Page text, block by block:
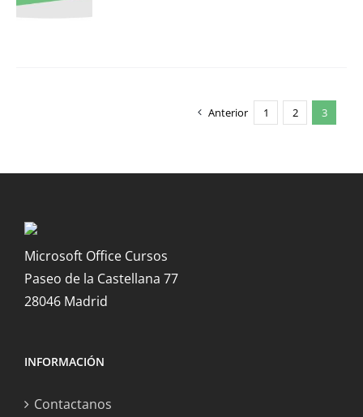
Anterior 1 2 3
Microsoft Office Cursos
Paseo de la Castellana 77
28046 Madrid
INFORMACIÓN
Contactanos